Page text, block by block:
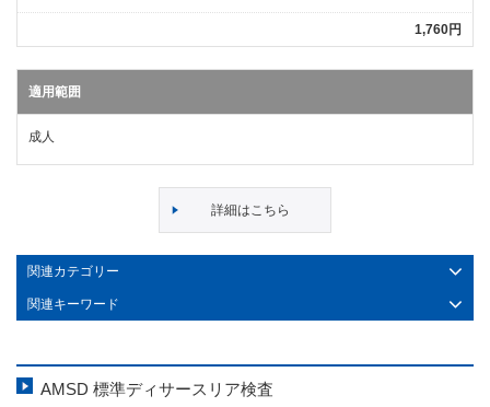
1,760円
適用範囲
成人
詳細はこちら
関連カテゴリー
関連キーワード
AMSD 標準ディサースリア検査